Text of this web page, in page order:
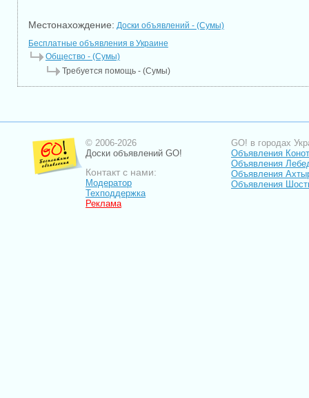
Местонахождение: Доски объявлений - (Сумы)
Бесплатные объявления в Украине
Общество - (Сумы)
Требуется помощь - (Сумы)
© 2006-2026
Доски объявлений GO!
Контакт с нами:
Модератор
Техподдержка
Реклама
GO! в городах
Объявления
Объявления
Объявления
Объявления